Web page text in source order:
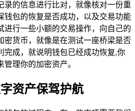
录的信息进行比对，就像核对一份重
钱包的恢复是否成功，以及交易功能
进行一些小额的交易操作，向自己的
密货币，就像是在测试一座桥梁是否
完成，就说明钱包已经成功恢复,你
理你的加密资产。
资产保驾护航